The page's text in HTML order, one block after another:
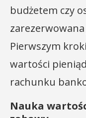
budżetem czy
Pierwszym
wartości
rachunku
Nauka